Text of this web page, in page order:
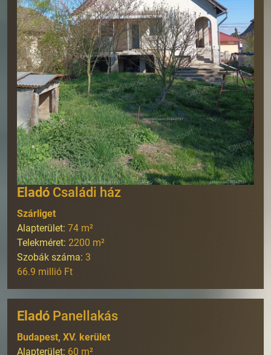
Eladó Családi ház
Szárliget
Alapterület: 74 m²
Telekméret: 2200 m²
Szobák száma: 3
66.9 millió Ft
Eladó Panellakás
Budapest, XV. kerület
Alapterület: 60 m²